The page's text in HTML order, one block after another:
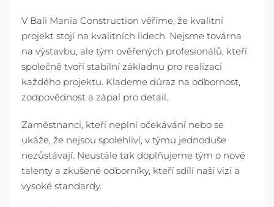
V Bali Mania Construction věříme, že kvalitní
projekt stojí na kvalitních lidech. Nejsme továrna
na výstavbu, ale tým ověřených profesionálů, kteří
společně tvoří stabilní základnu pro realizaci
každého projektu. Klademe důraz na odbornost,
zodpovědnost a zápal pro detail.
Zaměstnanci, kteří neplní očekávání nebo se
ukáže, že nejsou spolehliví, v týmu jednoduše
nezůstávají. Neustále tak doplňujeme tým o nové
talenty a zkušené odborníky, kteří sdílí naši vizi a
vysoké standardy.